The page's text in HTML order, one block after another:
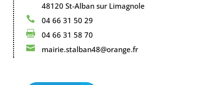
48120 St-Alban sur Limagnole
 04 66 31 50 29
 04 66 31 58 70
 mairie.stalban48@orange.fr